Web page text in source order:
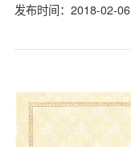
发布时间：2018-02-06